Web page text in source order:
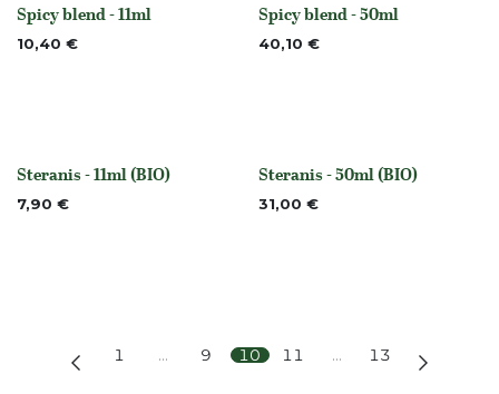
Nicht vorrättig
Spicy blend - 11ml
10,40 € Nicht vorrättig
Spicy blend - 50ml
40,10 €
None
Steranis - 11ml (BIO)
7,90 € None
Steranis - 50ml (BIO)
31,00 €
1 … 9 10 11 … 13